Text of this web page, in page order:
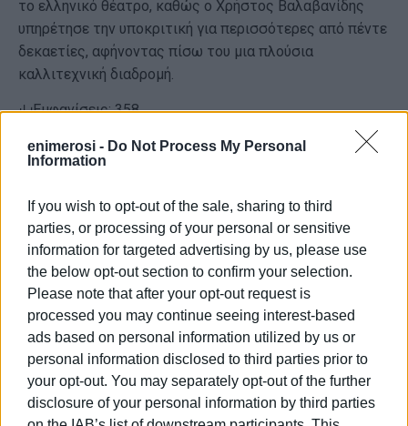
enimerosi - Do Not Process My Personal
Information
If you wish to opt-out of the sale, sharing to third
parties, or processing of your personal or sensitive
information for targeted advertising by us, please use
the below opt-out section to confirm your selection.
Please note that after your opt-out request is
processed you may continue seeing interest-based
ads based on personal information utilized by us or
personal information disclosed to third parties prior to
your opt-out. You may separately opt-out of the further
disclosure of your personal information by third parties
το ελληνικό θέατρο, καθώς ο Χρήστος Βαλαβανίδης
υπηρέτησε την υποκριτική για περισσότερες από πέντε
δεκαετίες, αφήνοντας πίσω του μια πλούσια
καλλιτεχνική διαδρομή.
Εμφανίσεις: 358
ΓΙΩΡΓΟΣ ΚΑΤΣΑΪΤΗΣ
Είναι ο εκδότης - διευθυντής της Ενημέρωσης.
Έχει σπουδάσει και εργαστεί ως μηχανικός και
ηλεκτρονικός. Δημοσιογραφεί από τις αρχές της
δεκαετίας του 1980. Έχει συνεργαστεί με σχεδόν
όλες τις αθηναϊκές εφημερίδες. Διετέλεσε